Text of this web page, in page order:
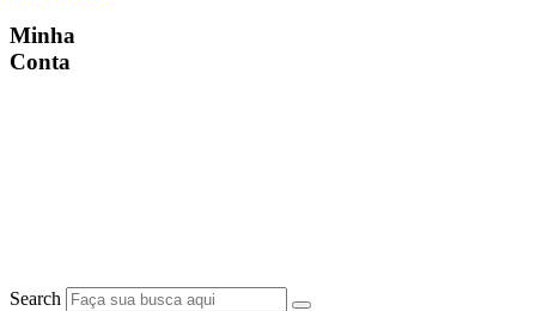
Minha
Conta
Search